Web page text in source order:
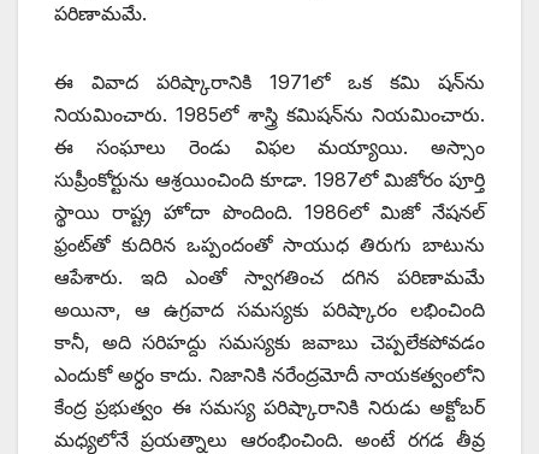
పరిణామమే.
ఈ వివాద పరిష్కారానికి 1971లో ఒక కమి షన్‌ను
నియమించారు. 1985లో శాస్త్రి కమిషన్‌ను నియమించారు.
ఈ సంఘాలు రెండు విఫల మయ్యాయి. అస్సాం
సుప్రీంకోర్టును ఆశ్రయించింది కూడా. 1987లో మిజోరం పూర్తి
స్థాయి రాష్ట్ర హోదా పొందింది. 1986లో మిజో నేషనల్‌
‌ఫ్రంట్‌తో కుదిరిన ఒప్పందంతో సాయుధ తిరుగు బాటును
ఆపేశారు. ఇది ఎంతో స్వాగతించ దగిన పరిణామమే
అయినా, ఆ ఉగ్రవాద సమస్యకు పరిష్కారం లభించింది
కానీ, అది సరిహద్దు సమస్యకు జవాబు చెప్పలేకపోవడం
ఎందుకో అర్ధం కాదు. నిజానికి నరేంద్రమోదీ నాయకత్వంలోని
కేంద్ర ప్రభుత్వం ఈ సమస్య పరిష్కారానికి నిరుడు అక్టోబర్‌
‌మధ్యలోనే ప్రయత్నాలు ఆరంభించింది. అంటే రగడ తీవ్ర